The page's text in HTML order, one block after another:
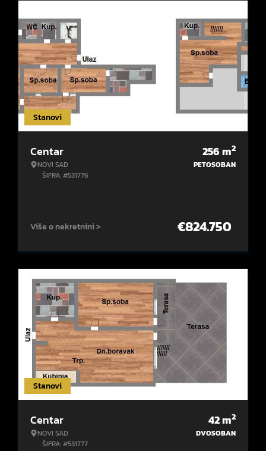
Stanovi
Centar
NOVI SAD
ŠIFRA: #531776
256m2
PETOSOBAN
Više o nekretnini > €824.750
Stanovi
Centar
NOVI SAD
ŠIFRA: #531777
42m2
DVOSOBAN